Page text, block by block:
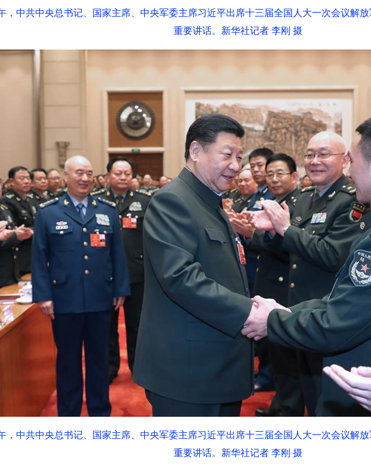
，中共中央总书记、国家主席、中央军委主席习近平出席十三届全国人大一次会议解
重要讲话。新华社记者 李刚 摄
，中共中央总书记、国家主席、中央军委主席习近平出席十三届全国人大一次会议解
重要讲话。新华社记者 李刚 摄